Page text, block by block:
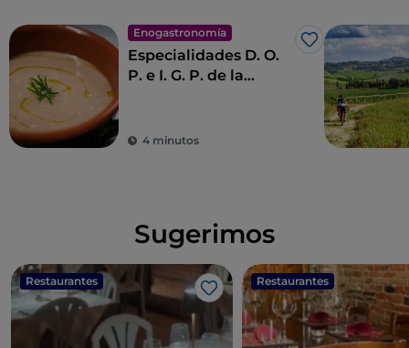
Enogastronomía
Me gusta
Especialidades D. O.
P. e I. G. P. de la
4 minutos
Sugerimos
Restaurantes
Me gusta
Restaurantes